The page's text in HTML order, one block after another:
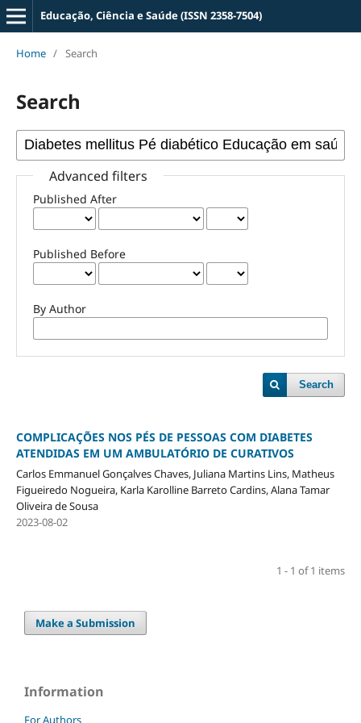
Educação, Ciência e Saúde (ISSN 2358-7504)
Home / Search
Search
Advanced filters
Published After
Published Before
By Author
Search
COMPLICAÇÕES NOS PÉS DE PESSOAS COM DIABETES
ATENDIDAS EM UM AMBULATÓRIO DE CURATIVOS
Carlos Emmanuel Gonçalves Chaves, Juliana Martins Lins, Matheus
Figueiredo Nogueira, Karla Karolline Barreto Cardins, Alana Tamar
Oliveira de Sousa
2023-08-02
1 - 1 of 1 items
Make a Submission
Information
For Authors